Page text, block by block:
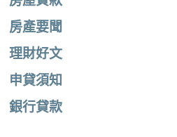
房產要聞
理財好文
申貸須知
銀行貸款